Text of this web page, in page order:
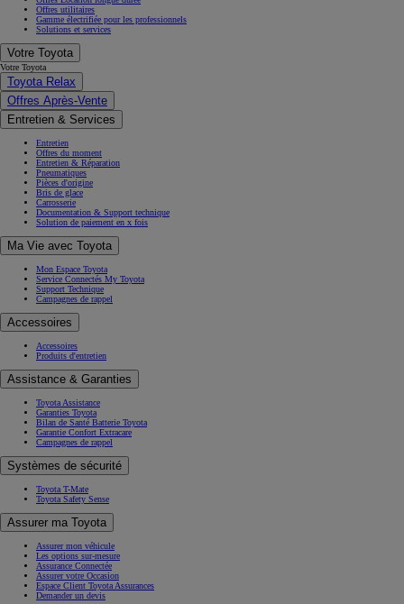
Offres utilitaires
Gamme électrifiée pour les professionnels
Solutions et services
Votre Toyota
Votre Toyota
Toyota Relax
Offres Après-Vente
Entretien & Services
Entretien
Offres du moment
Entretien & Réparation
Pneumatiques
Pièces d'origine
Bris de glace
Carrosserie
Documentation & Support technique
Solution de paiement en x fois
Ma Vie avec Toyota
Mon Espace Toyota
Service Connectés My Toyota
Support Technique
Campagnes de rappel
Accessoires
Accessoires
Produits d'entretien
Assistance & Garanties
Toyota Assistance
Garanties Toyota
Bilan de Santé Batterie Toyota
Garantie Confort Extracare
Campagnes de rappel
Systèmes de sécurité
Toyota T-Mate
Toyota Safety Sense
Assurer ma Toyota
Assurer mon véhicule
Les options sur-mesure
Assurance Connectée
Assurer votre Occasion
Espace Client Toyota Assurances
Demander un devis